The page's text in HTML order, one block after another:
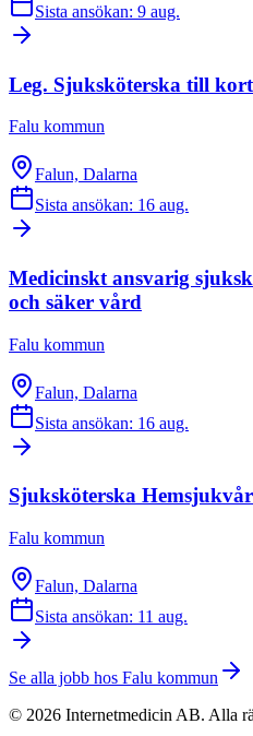
Sista ansökan: 9 aug.
Leg. Sjuksköterska till
Falu kommun
Falun, Dalarna
Sista ansökan: 16 aug.
Medicinskt ansvarig
och säker vård
Falu kommun
Falun, Dalarna
Sista ansökan: 16 aug.
Sjuksköterska
Falu kommun
Falun, Dalarna
Sista ansökan: 11 aug.
Se alla jobb hos Falu kommun
© 2026 Internetmedicin AB. Alla